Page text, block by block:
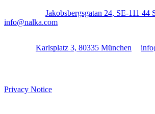
Jakobsbergsgatan 24, SE-111 44
info@nalka.com
Karlsplatz 3, 80335 München
Privacy Notice